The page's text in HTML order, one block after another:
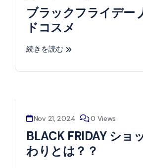
ブラックフライデー
ドコスメ
続きを読む
Nov 21, 2024 0 Views
BLACK FRIDAY ショ
わりとは？？